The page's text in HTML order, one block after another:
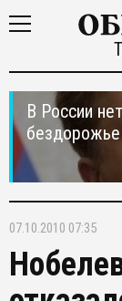
В России
бездорожье
07.10.2010 07:35